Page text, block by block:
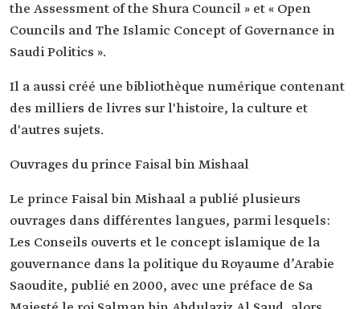
the Assessment of the Shura Council » et « Open
Councils and The Islamic Concept of Governance in
Saudi Politics ».
Il a aussi créé une bibliothèque numérique contenant
des milliers de livres sur l'histoire, la culture et
d'autres sujets.
Ouvrages du prince Faisal bin Mishaal
Le prince Faisal bin Mishaal a publié plusieurs
ouvrages dans différentes langues, parmi lesquels:
Les Conseils ouverts et le concept islamique de la
gouvernance dans la politique du Royaume d’Arabie
Saoudite, publié en 2000, avec une préface de Sa